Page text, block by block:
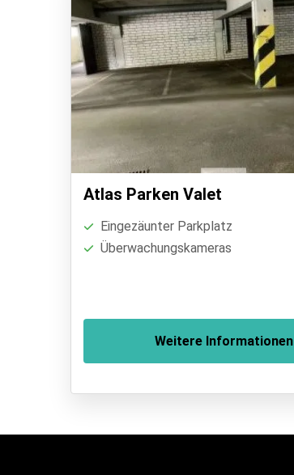
Atlas Parken Valet
Eingezäunter Parkplatz
Überwachungskameras
Weitere Informationen